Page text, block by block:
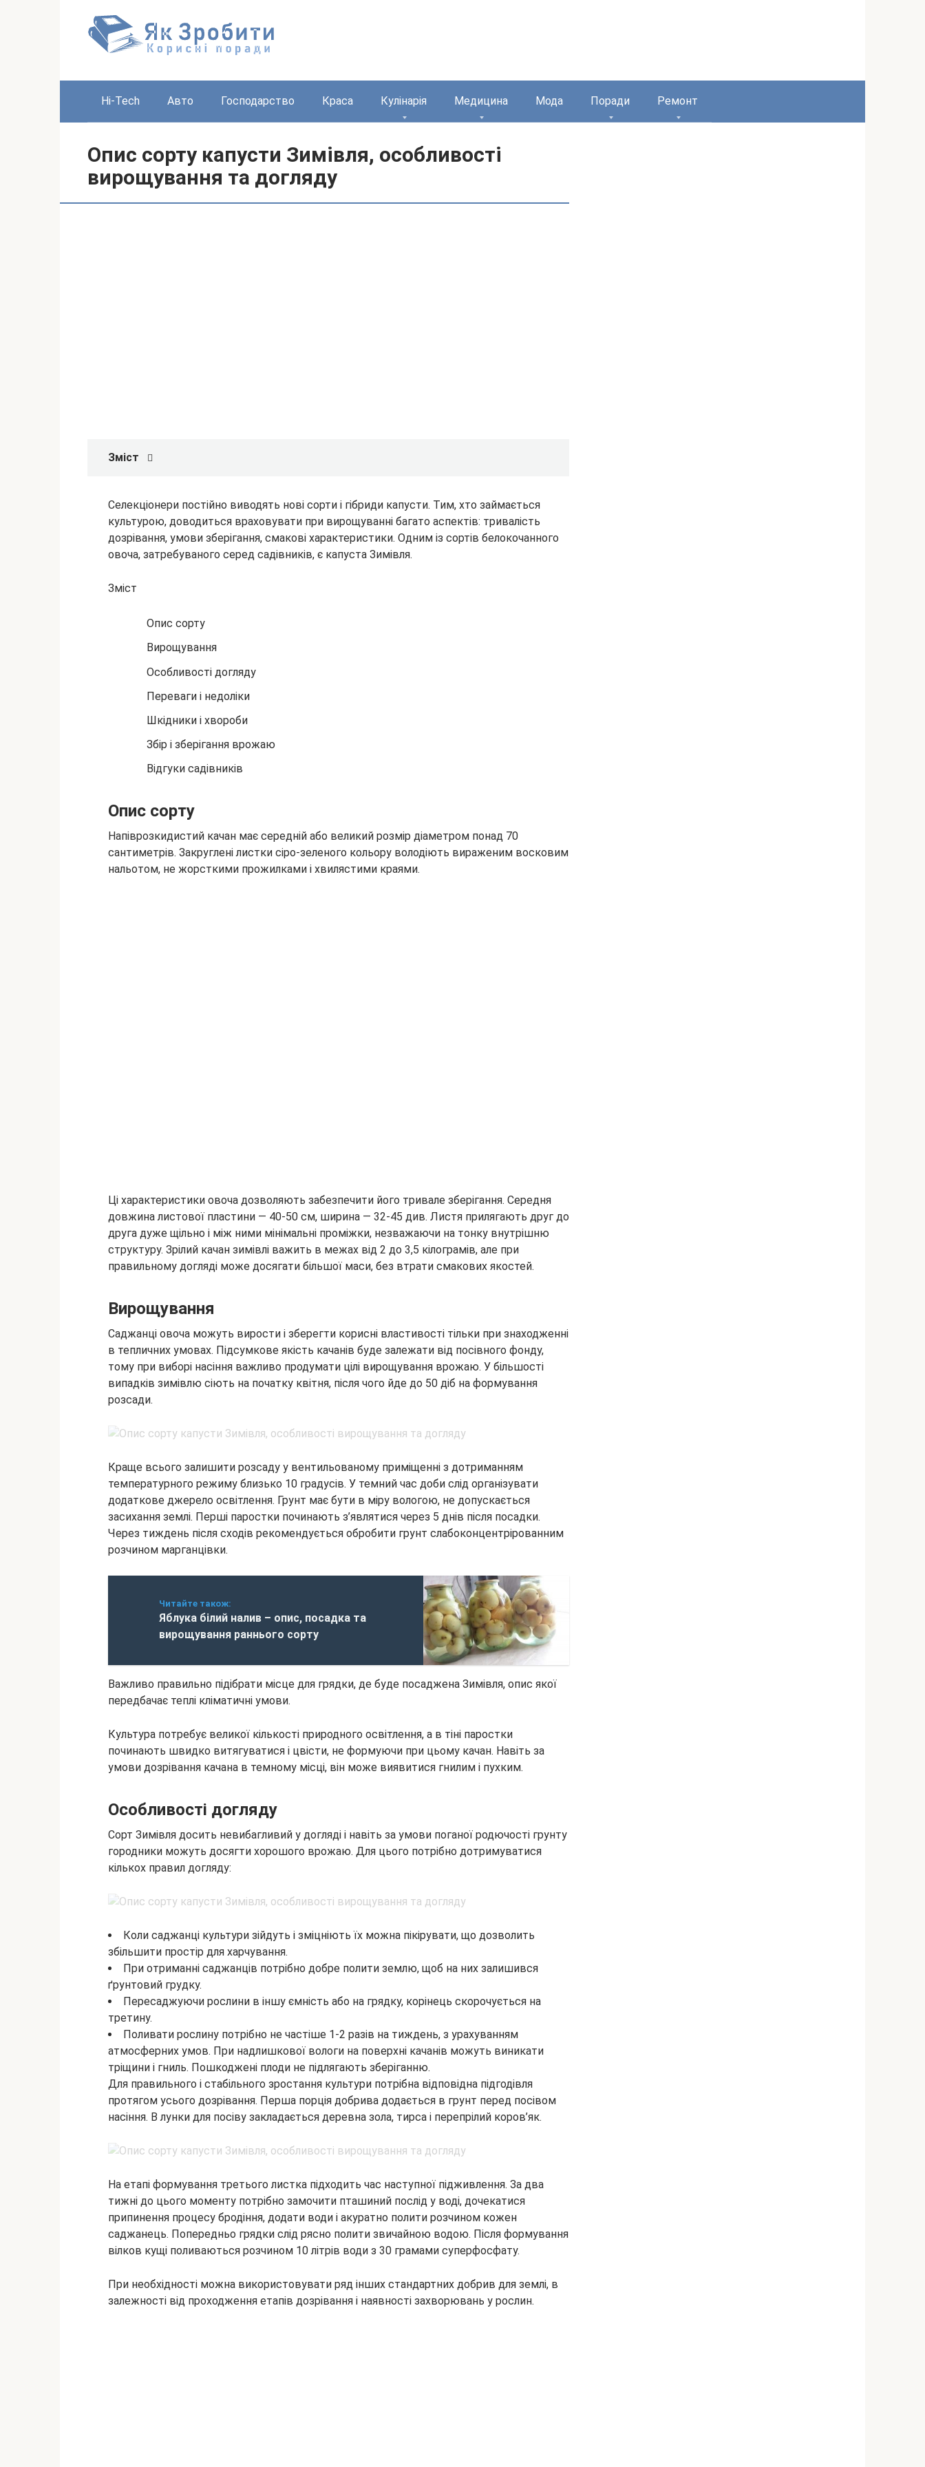
Hi-Tech Авто Господарство Краса Кулінарія Медицина Мода Поради Ремонт
Опис сорту капусти Зимівля, особливості
вирощування та догляду
Зміст
Селекціонери постійно виводять нові сорти і гібриди капусти. Тим, хто займається
культурою, доводиться враховувати при вирощуванні багато аспектів: тривалість
дозрівання, умови зберігання, смакові характеристики. Одним із сортів белокочанного
овоча, затребуваного серед садівників, є капуста Зимівля.
Зміст
Опис сорту
Вирощування
Особливості догляду
Переваги і недоліки
Шкідники і хвороби
Збір і зберігання врожаю
Відгуки садівників
Опис сорту
Напіврозкидистий качан має середній або великий розмір діаметром понад 70
сантиметрів. Закруглені листки сіро-зеленого кольору володіють вираженим восковим
нальотом, не жорсткими прожилками і хвилястими краями.
Ці характеристики овоча дозволяють забезпечити його тривале зберігання. Середня
довжина листової пластини — 40-50 см, ширина — 32-45 див. Листя прилягають друг до
друга дуже щільно і між ними мінімальні проміжки, незважаючи на тонку внутрішню
структуру. Зрілий качан зимівлі важить в межах від 2 до 3,5 кілограмів, але при
правильному догляді може досягати більшої маси, без втрати смакових якостей.
Вирощування
Саджанці овоча можуть вирости і зберегти корисні властивості тільки при знаходженні
в тепличних умовах. Підсумкове якість качанів буде залежати від посівного фонду,
тому при виборі насіння важливо продумати цілі вирощування врожаю. У більшості
випадків зимівлю сіють на початку квітня, після чого йде до 50 діб на формування
розсади.
Краще всього залишити розсаду у вентильованому приміщенні з дотриманням
температурного режиму близько 10 градусів. У темний час доби слід організувати
додаткове джерело освітлення. Грунт має бути в міру вологою, не допускається
засихання землі. Перші паростки починають з’являтися через 5 днів після посадки.
Через тиждень після сходів рекомендується обробити грунт слабоконцентрірованним
розчином марганцівки.
Читайте також:
Яблука білий налив – опис, посадка та
вирощування раннього сорту
Важливо правильно підібрати місце для грядки, де буде посаджена Зимівля, опис якої
передбачає теплі кліматичні умови.
Культура потребує великої кількості природного освітлення, а в тіні паростки
починають швидко витягуватися і цвісти, не формуючи при цьому качан. Навіть за
умови дозрівання качана в темному місці, він може виявитися гнилим і пухким.
Особливості догляду
Сорт Зимівля досить невибагливий у догляді і навіть за умови поганої родючості грунту
городники можуть досягти хорошого врожаю. Для цього потрібно дотримуватися
кількох правил догляду:
Коли саджанці культури зійдуть і зміцніють їх можна пікірувати, що дозволить
збільшити простір для харчування.
При отриманні саджанців потрібно добре полити землю, щоб на них залишився
ґрунтовий грудку.
Пересаджуючи рослини в іншу ємність або на грядку, корінець скорочується на
третину.
Поливати рослину потрібно не частіше 1-2 разів на тиждень, з урахуванням
атмосферних умов. При надлишкової вологи на поверхні качанів можуть виникати
тріщини і гниль. Пошкоджені плоди не підлягають зберіганню.
Для правильного і стабільного зростання культури потрібна відповідна підгодівля
протягом усього дозрівання. Перша порція добрива додається в грунт перед посівом
насіння. В лунки для посіву закладається деревна зола, тирса і перепрілий коров’як.
На етапі формування третього листка підходить час наступної підживлення. За два
тижні до цього моменту потрібно замочити пташиний послід у воді, дочекатися
припинення процесу бродіння, додати води і акуратно полити розчином кожен
саджанець. Попередньо грядки слід рясно полити звичайною водою. Після формування
вілков кущі поливаються розчином 10 літрів води з 30 грамами суперфосфату.
При необхідності можна використовувати ряд інших стандартних добрив для землі, в
залежності від проходження етапів дозрівання і наявності захворювань у рослин.